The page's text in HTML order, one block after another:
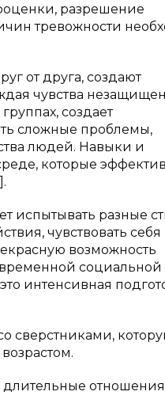
разрешение
тревожности
от друга, создают
чувства
создает
сложные проблемы,
людей. Навыки и
которые
испытывать разные
чувствовать себя
возможность
социальной
интенсивная
сверстниками,
длительные